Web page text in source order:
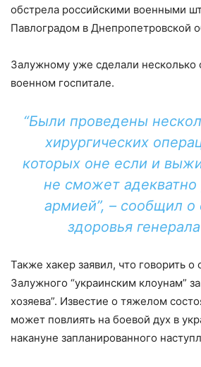
обстрела российскими военными
Павлоградом в Днепропетровской
Залужному уже сделали несколько
военном госпитале.
“Были проведены
хирургических
которых оне если и
не сможет адекватно
армией”, – сообщил о
здоровья
Также хакер заявил, что говорить о
Залужного “украинским клоунам”
хозяева”. Известие о тяжелом
может повлиять на боевой дух в
накануне запланированного